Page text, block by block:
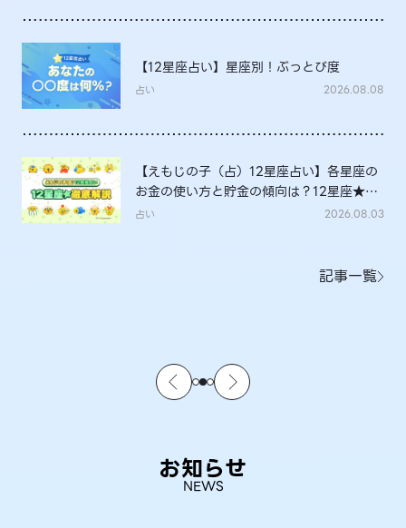
【12星座占い】星座別！ぶっとび度
占い 2026.08.08
【えもじの子（占）12星座占い】各星座の
お金の使い方と貯金の傾向は？12星座★徹
底解説
占い 2026.08.03
記事一覧
お知らせ
NEWS